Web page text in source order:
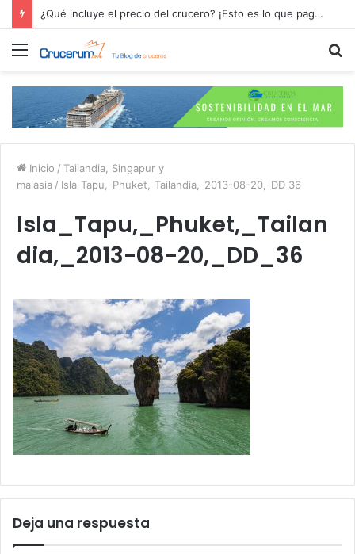
¿Qué incluye el precio del crucero? ¡Esto es lo que pagas por tu aventura en alta mar!
Menú
Inicio / Tailandia, Singapur y
malasia / Isla_Tapu,_Phuket,_Tailandia,_2013-08-20,_DD_36
Isla_Tapu,_Phuket,_Tailan
dia,_2013-08-20,_DD_36
Deja una respuesta